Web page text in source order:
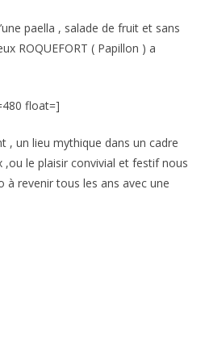
paella , salade de fruit et sans
ROQUEFORT ( Papillon ) a
float=]
, un lieu mythique dans un cadre
,ou le plaisir convivial et festif nous
revenir tous les ans avec une